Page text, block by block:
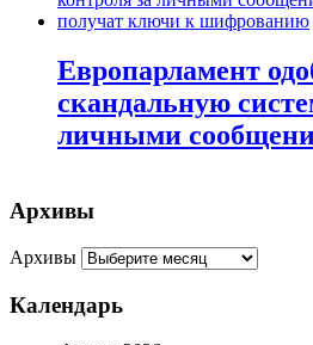
Европарламент
скандальную
личными
Архивы
Архивы
Календарь